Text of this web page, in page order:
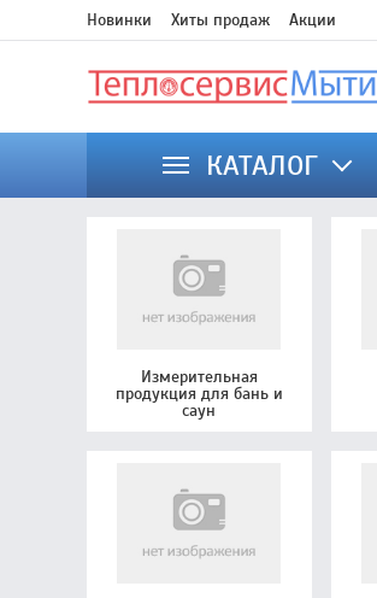
Новинки Хиты продаж Акции
КАТАЛОГ
Измерительная
продукция для бань и
саун